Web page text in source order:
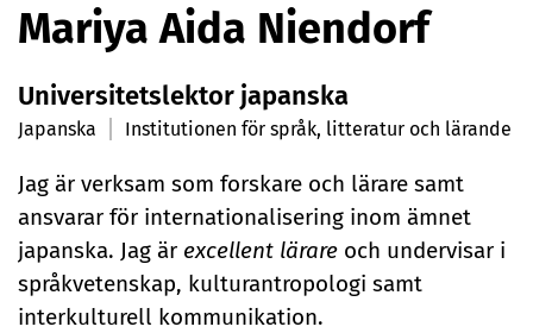
P
e
r
s
o
n
l
Mariya Aida Niendorf
Universitetslektor japanska
Japanska Institutionen för språk, litteratur och lärande
Jag är verksam som forskare och lärare samt
ansvarar för internationalisering inom ämnet
japanska. Jag är excellent lärare och undervisar i
språkvetenskap, kulturantropologi samt
interkulturell kommunikation.